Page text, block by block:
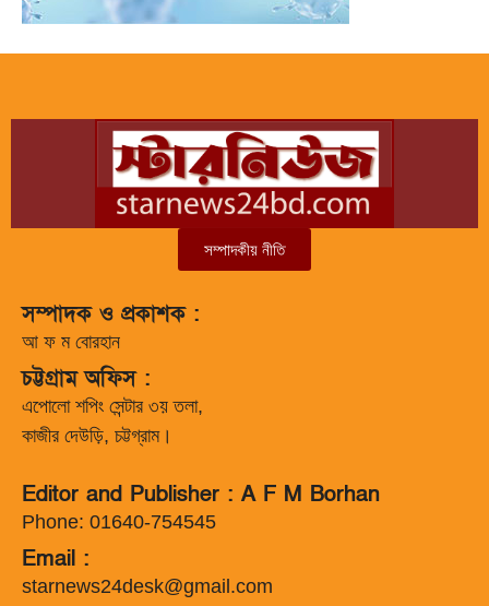
সম্পাদকীয় নীতি
সম্পাদক ও প্রকাশক :
আ ফ ম বোরহান
চট্টগ্রাম অফিস :
এপোলো শপিং সেন্টার ৩য় তলা,
কাজীর দেউড়ি, চট্টগ্রাম।
Editor and Publisher : A F M Borhan
Phone: 01640-754545
Email :
starnews24desk@gmail.com